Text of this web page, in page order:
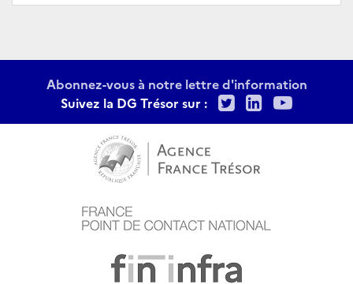
Abonnez-vous à notre lettre d'information
Suivez la DG Trésor sur :
TwitterLinkedIn